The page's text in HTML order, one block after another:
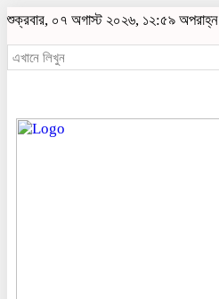
শুক্রবার, ০৭ অগাস্ট ২০২৬, ১২:৫৯ অপরাহ্ন